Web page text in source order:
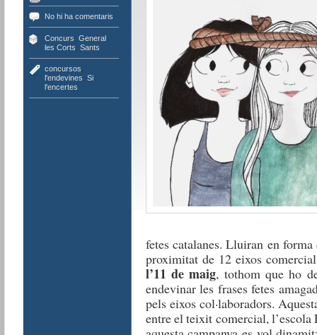
No hi ha comentaris
Concurs General,
les Corts Sants
concursos
l'endevines Si
l'encertes
fetes catalanes. Lluiran en
proximitat de 12 eixos
l’11 de maig, tothom que ho
endevinar les frases fetes
pels eixos col·laboradors.
entre el teixit comercial,